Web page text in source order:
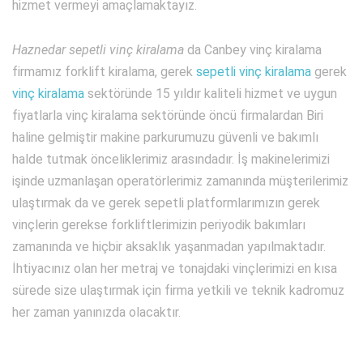
hizmet vermeyi amaçlamaktayız.
Haznedar sepetli vinç kiralama da Canbey vinç kiralama
firmamız forklift kiralama, gerek sepetli vinç kiralama gerek
vinç kiralama sektöründe 15 yıldır kaliteli hizmet ve uygun
fiyatlarla vinç kiralama sektöründe öncü firmalardan Biri
haline gelmiştir makine parkurumuzu güvenli ve bakımlı
halde tutmak önceliklerimiz arasındadır. İş makinelerimizi
işinde uzmanlaşan operatörlerimiz zamanında müşterilerimiz
ulaştırmak da ve gerek sepetli platformlarımızın gerek
vinçlerin gerekse forkliftlerimizin periyodik bakımları
zamanında ve hiçbir aksaklık yaşanmadan yapılmaktadır.
İhtiyacınız olan her metraj ve tonajdaki vinçlerimizi en kısa
sürede size ulaştırmak için firma yetkili ve teknik kadromuz
her zaman yanınızda olacaktır.